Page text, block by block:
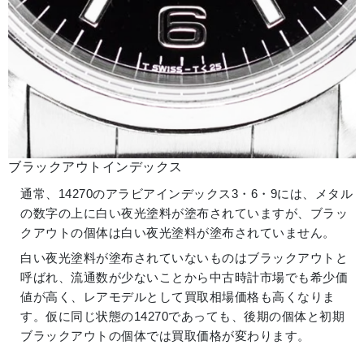
ブラックアウトインデックス
通常、14270のアラビアインデックス3・6・9には、メタル
の数字の上に白い夜光塗料が塗布されていますが、ブラッ
クアウトの個体は白い夜光塗料が塗布されていません。
白い夜光塗料が塗布されていないものはブラックアウトと
呼ばれ、流通数が少ないことから中古時計市場でも希少価
値が高く、レアモデルとして買取相場価格も高くなりま
す。仮に同じ状態の14270であっても、後期の個体と初期
ブラックアウトの個体では買取価格が変わります。